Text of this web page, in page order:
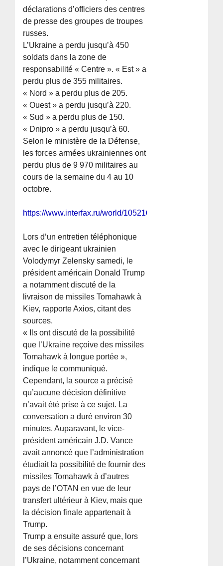
déclarations d’officiers des centres
de presse des groupes de troupes
russes.
L’Ukraine a perdu jusqu’à 450
soldats dans la zone de
responsabilité « Centre ». « Est » a
perdu plus de 355 militaires.
« Nord » a perdu plus de 205.
« Ouest » a perdu jusqu’à 220.
« Sud » a perdu plus de 150.
« Dnipro » a perdu jusqu’à 60.
Selon le ministère de la Défense,
les forces armées ukrainiennes ont
perdu plus de 9 970 militaires au
cours de la semaine du 4 au 10
octobre.
https://www.interfax.ru/world/1052163
Lors d’un entretien téléphonique
avec le dirigeant ukrainien
Volodymyr Zelensky samedi, le
président américain Donald Trump
a notamment discuté de la
livraison de missiles Tomahawk à
Kiev, rapporte Axios, citant des
sources.
« Ils ont discuté de la possibilité
que l’Ukraine reçoive des missiles
Tomahawk à longue portée »,
indique le communiqué.
Cependant, la source a précisé
qu’aucune décision définitive
n’avait été prise à ce sujet. La
conversation a duré environ 30
minutes. Auparavant, le vice-
président américain J.D. Vance
avait annoncé que l’administration
étudiait la possibilité de fournir des
missiles Tomahawk à d’autres
pays de l’OTAN en vue de leur
transfert ultérieur à Kiev, mais que
la décision finale appartenait à
Trump.
Trump a ensuite assuré que, lors
de ses décisions concernant
l’Ukraine, notamment concernant